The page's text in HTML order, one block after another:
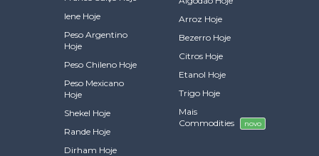
Iene Hoje
Peso Argentino
Hoje
Peso Chileno Hoje
Peso Mexicano
Hoje
Shekel Hoje
Rande Hoje
Dirham Hoje
Arroz Hoje
Bezerro Hoje
Citros Hoje
Etanol Hoje
Trigo Hoje
Mais
Commodities
novo